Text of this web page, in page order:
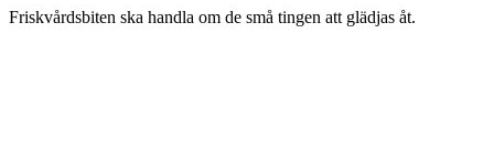
Friskvårdsbiten ska handla om de små tingen att glädjas åt.